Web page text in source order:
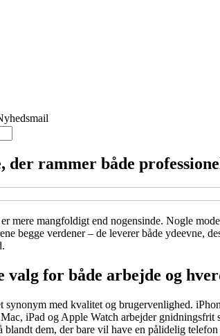
rammer både
mere mangfoldigt end nogensinde. Nogle
begge verdener – de leverer både ydeevne,
valg for både arbejde og
synonym med kvalitet og brugervenlighed.
iPad og Apple Watch arbejder
blandt dem, der bare vil have en pålidelig